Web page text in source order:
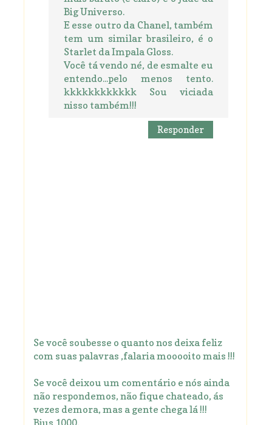
Big Universo.
E esse outro da Chanel, também
tem um similar brasileiro, é o
Starlet da Impala Gloss.
Você tá vendo né, de esmalte eu
entendo...pelo menos tento.
kkkkkkkkkkkk Sou viciada
nisso também!!!
Responder
Se você soubesse o quanto nos deixa feliz
com suas palavras ,falaria mooooito mais !!!
Se você deixou um comentário e nós ainda
não respondemos, não fique chateado, ás
vezes demora, mas a gente chega lá !!!